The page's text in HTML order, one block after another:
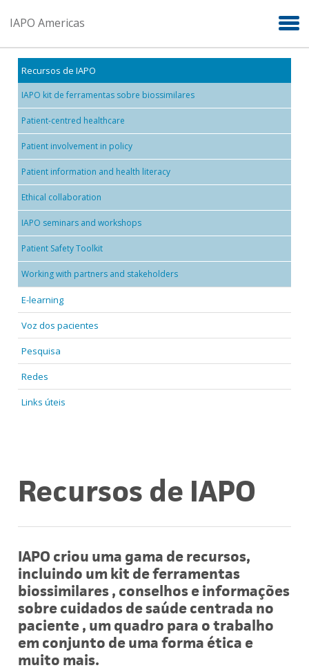
IAPO Americas
Recursos de IAPO
IAPO kit de ferramentas sobre biossimilares
Patient-centred healthcare
Patient involvement in policy
Patient information and health literacy
Ethical collaboration
IAPO seminars and workshops
Patient Safety Toolkit
Working with partners and stakeholders
E-learning
Voz dos pacientes
Pesquisa
Redes
Links úteis
Recursos de IAPO
IAPO criou uma gama de recursos,
incluindo um kit de ferramentas
biossimilares , conselhos e informações
sobre cuidados de saúde centrada no
paciente , um quadro para o trabalho
em conjunto de uma forma ética e
muito mais.